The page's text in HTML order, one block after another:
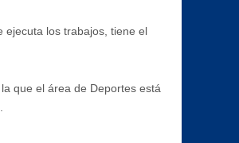
ejecuta los trabajos, tiene el
que el área de Deportes está